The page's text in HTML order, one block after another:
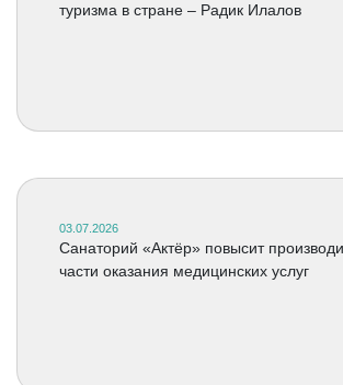
туризма в стране – Радик Илалов
03.07.2026
Санаторий «Актёр» повысит
части оказания медицинских услуг